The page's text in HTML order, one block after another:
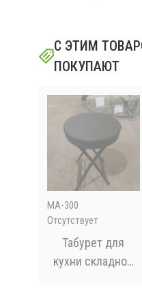
С ЭТИМ
ПОКУПАЮТ
MA-300
Отсутствует
Табурет для
кухни складной